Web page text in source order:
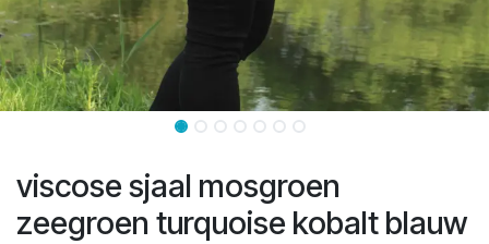
viscose sjaal mosgroen
zeegroen turquoise kobalt blauw